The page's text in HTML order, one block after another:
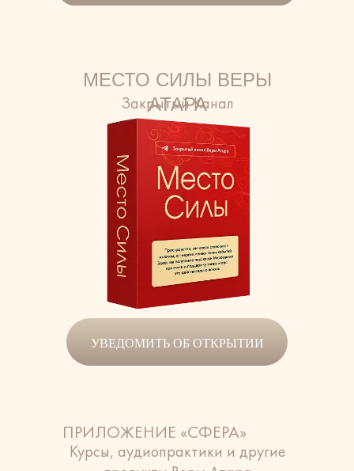
МЕСТО СИЛЫ ВЕРЫ
АТАРА
УВЕДОМИТЬ ОБ ОТКРЫТИИ
Закрытый Канал
ПРИЛОЖЕНИЕ «СФЕРА»
Курсы, аудиопрактики и другие